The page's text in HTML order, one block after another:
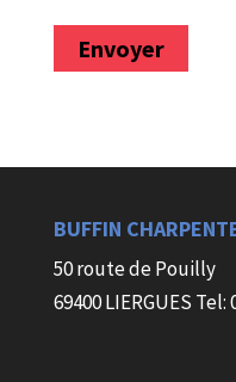
BUFFIN
50 route de Pouilly
69400 LIERGUES Tel: